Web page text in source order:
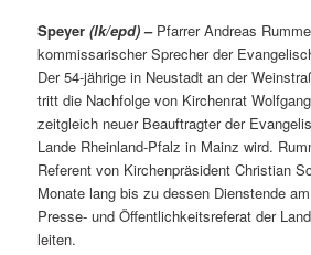
Speyer(lk/epd)– Pfarrer Andreas
kommissarischer Sprecher der
Der 54-jährige in Neustadt an der
tritt die Nachfolge von Kirchenrat
zeitgleich neuer Beauftragter der
Lande Rheinland-Pfalz in Mainz wird.
Referent von Kirchenpräsident Christian
Monate lang bis zu dessen Dienstende
Presse- und Öffentlichkeitsreferat der
leiten.